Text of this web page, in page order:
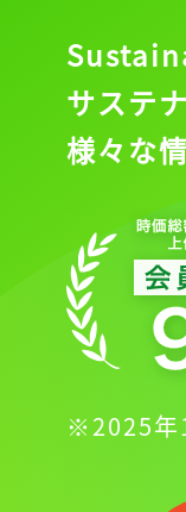
サステ
様々な
※2025年